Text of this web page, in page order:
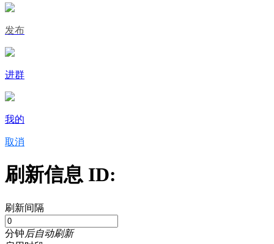
发布
进群
我的
取消
刷新信息 ID:
刷新间隔
分钟后自动刷新